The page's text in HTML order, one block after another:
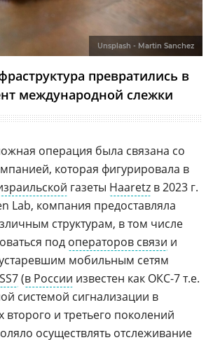
Unsplash - Martin Sanchez
превратились в
международной слежки
операция была связана со
которая фигурировала в
газеты Haaretz в 2023 г.
Lab, компания предоставляла
структурам, в том числе
под операторов связи и
мобильным сетям
SS7(в России известен как ОКС-7 т.е.
системой сигнализации в
второго и третьего поколений
осуществлять отслеживание